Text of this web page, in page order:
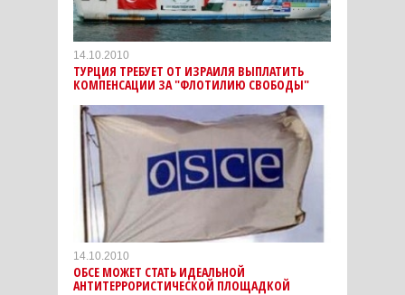
14.10.2010
ТУРЦИЯ ТРЕБУЕТ ОТ ИЗРАИЛЯ ВЫПЛАТИТЬ
КОМПЕНСАЦИИ ЗА "ФЛОТИЛИЮ СВОБОДЫ"
14.10.2010
ОБСЕ МОЖЕТ СТАТЬ ИДЕАЛЬНОЙ
АНТИТЕРРОРИСТИЧЕСКОЙ ПЛОЩАДКОЙ